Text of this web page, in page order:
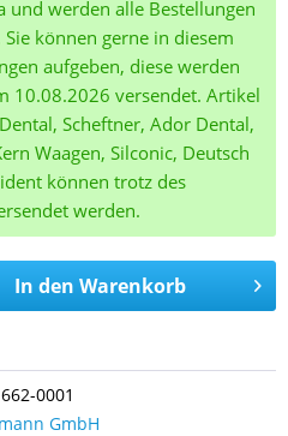
und werden alle Bestellungen
können gerne in diesem
aufgeben, diese werden
10.08.2026 versendet. Artikel
Scheftner, Ador Dental,
Waagen, Silconic, Deutsch
können trotz des
werden.
In den Warenkorb
0001
GmbH